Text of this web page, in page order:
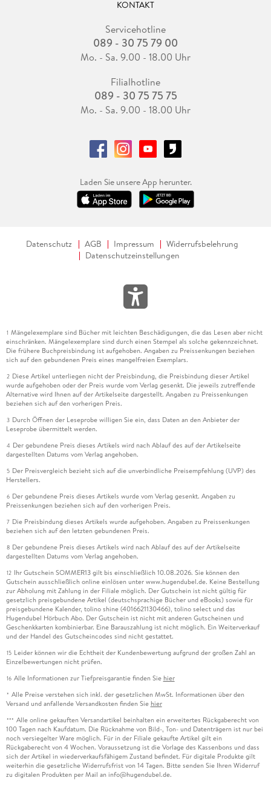
KONTAKT
Servicehotline
089 - 30 75 79 00
Mo. - Sa. 9.00 - 18.00 Uhr
Filialhotline
089 - 30 75 75 75
Mo. - Sa. 9.00 - 18.00 Uhr
Laden Sie unsere App herunter.
Datenschutz AGB Impressum
Widerrufsbelehrung
Datenschutzeinstellungen
1 Mängelexemplare sind Bücher mit leichten Beschädigungen, die das Lesen aber nicht
einschränken. Mängelexemplare sind durch einen Stempel als solche gekennzeichnet.
Die frühere Buchpreisbindung ist aufgehoben. Angaben zu Preissenkungen beziehen
sich auf den gebundenen Preis eines mangelfreien Exemplars.
2 Diese Artikel unterliegen nicht der Preisbindung, die Preisbindung dieser Artikel
wurde aufgehoben oder der Preis wurde vom Verlag gesenkt. Die jeweils zutreffende
Alternative wird Ihnen auf der Artikelseite dargestellt. Angaben zu Preissenkungen
beziehen sich auf den vorherigen Preis.
3 Durch Öffnen der Leseprobe willigen Sie ein, dass Daten an den Anbieter der
Leseprobe übermittelt werden.
4 Der gebundene Preis dieses Artikels wird nach Ablauf des auf der Artikelseite
dargestellten Datums vom Verlag angehoben.
5 Der Preisvergleich bezieht sich auf die unverbindliche Preisempfehlung (UVP) des
Herstellers.
6 Der gebundene Preis dieses Artikels wurde vom Verlag gesenkt. Angaben zu
Preissenkungen beziehen sich auf den vorherigen Preis.
7 Die Preisbindung dieses Artikels wurde aufgehoben. Angaben zu Preissenkungen
beziehen sich auf den letzten gebundenen Preis.
8 Der gebundene Preis dieses Artikels wird nach Ablauf des auf der Artikelseite
dargestellten Datums vom Verlag angehoben.
12 Ihr Gutschein SOMMER13 gilt bis einschließlich 10.08.2026. Sie können den
Gutschein ausschließlich online einlösen unter www.hugendubel.de. Keine Bestellung
zur Abholung mit Zahlung in der Filiale möglich. Der Gutschein ist nicht gültig für
gesetzlich preisgebundene Artikel (deutschsprachige Bücher und eBooks) sowie für
preisgebundene Kalender, tolino shine (4016621130466), tolino select und das
Hugendubel Hörbuch Abo. Der Gutschein ist nicht mit anderen Gutscheinen und
Geschenkkarten kombinierbar. Eine Barauszahlung ist nicht möglich. Ein Weiterverkauf
und der Handel des Gutscheincodes sind nicht gestattet.
15 Leider können wir die Echtheit der Kundenbewertung aufgrund der großen Zahl an
Einzelbewertungen nicht prüfen.
16 Alle Informationen zur Tiefpreisgarantie finden Sie hier
* Alle Preise verstehen sich inkl. der gesetzlichen MwSt. Informationen über den
Versand und anfallende Versandkosten finden Sie hier
*** Alle online gekauften Versandartikel beinhalten ein erweitertes Rückgaberecht von
100 Tagen nach Kaufdatum. Die Rücknahme von Bild-, Ton- und Datenträgern ist nur bei
noch versiegelter Ware möglich. Für in der Filiale gekaufte Artikel gilt ein
Rückgaberecht von 4 Wochen. Voraussetzung ist die Vorlage des Kassenbons und dass
sich der Artikel in wiederverkaufsfähigem Zustand befindet. Für digitale Produkte gilt
weiterhin die gesetzliche Widerrufsfrist von 14 Tagen. Bitte senden Sie Ihren Widerruf
zu digitalen Produkten per Mail an info@hugendubel.de.